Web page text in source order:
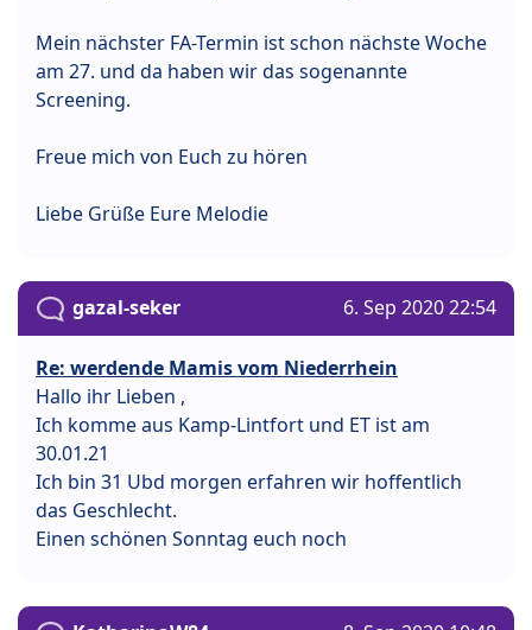
Mein nächster FA-Termin ist schon nächste Woche
am 27. und da haben wir das sogenannte
Screening.
Freue mich von Euch zu hören
Liebe Grüße Eure Melodie
gazal-seker 6. Sep 2020 22:54
Re: werdende Mamis vom Niederrhein
Hallo ihr Lieben ,
Ich komme aus Kamp-Lintfort und ET ist am
30.01.21
Ich bin 31 Ubd morgen erfahren wir hoffentlich
das Geschlecht.
Einen schönen Sonntag euch noch